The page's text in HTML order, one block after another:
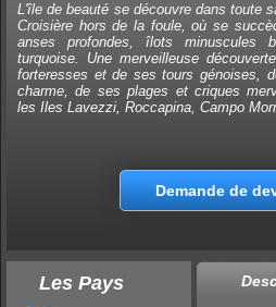
L'île de beauté se découvre dans toute
Croisière hors de la foule, où se
anses profondes, îlots minuscules
turquoise. Une merveilleuse
forteresses et de ses tours génoises,
charme, de ses plages et criques
les Iles Lavezzi, Roccapina, Campo
Demande de
Les Pays